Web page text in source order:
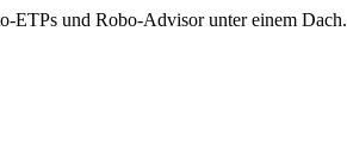
ETPs und Robo-Advisor unter einem Dach.